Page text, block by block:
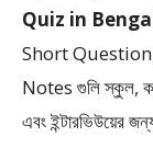
Quiz in
Short
Notes গুলি স্কুল,
এবং ইন্টারভিউয়ের